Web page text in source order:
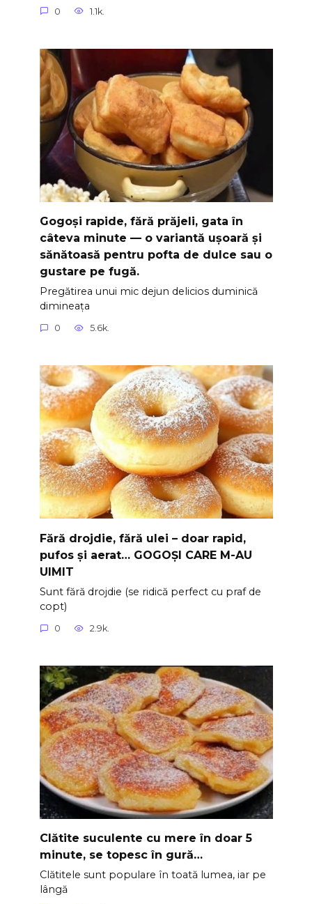
0 1.1k.
Gogoși rapide, fără prăjeli, gata în
câteva minute — o variantă ușoară și
sănătoasă pentru pofta de dulce sau o
gustare pe fugă.
Pregătirea unui mic dejun delicios duminică
dimineața
0 5.6k.
Fără drojdie, fără ulei – doar rapid,
pufos și aerat… GOGOȘI CARE M-AU
UIMIT
Sunt fără drojdie (se ridică perfect cu praf de
copt)
0 2.9k.
Clătite suculente cu mere în doar 5
minute, se topesc în gură…
Clătitele sunt populare în toată lumea, iar pe
lângă